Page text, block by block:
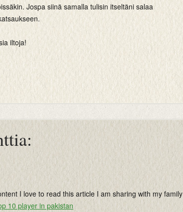
Jospa siinä samalla tulisin itseltäni salaa
iltoja!
I love to read this article I am sharing with my family
10 player in pakistan